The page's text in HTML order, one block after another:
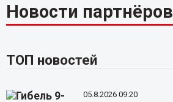
Новости партнёров
ТОП новостей
05.8.2026 09:20